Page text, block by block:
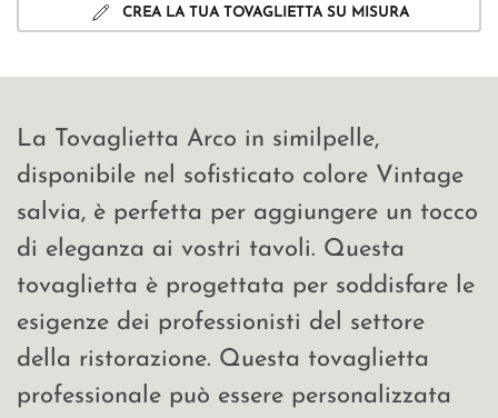
CREA LA TUA TOVAGLIETTA SU MISURA
La Tovaglietta Arco in similpelle,
disponibile nel sofisticato colore Vintage
salvia, è perfetta per aggiungere un tocco
di eleganza ai vostri tavoli. Questa
tovaglietta è progettata per soddisfare le
esigenze dei professionisti del settore
della ristorazione. Questa tovaglietta
professionale può essere personalizzata